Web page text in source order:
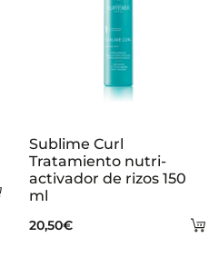
Añadir
Sublime Curl
Tratamiento nutri-
activador de rizos 150
ml
20,50€